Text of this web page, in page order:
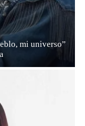
mi universo”